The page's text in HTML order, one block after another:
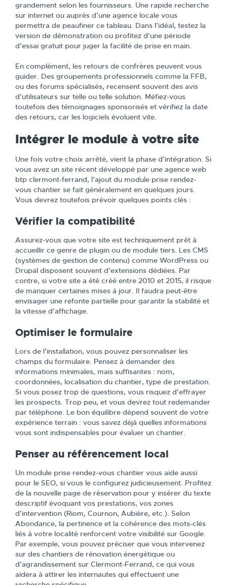
grandement selon les fournisseurs. Une rapide recherche
sur internet ou auprès d’une agence locale vous
permettra de peaufiner ce tableau. Dans l’idéal, testez la
version de démonstration ou profitez d’une période
d’essai gratuit pour juger la facilité de prise en main.
En complément, les retours de confrères peuvent vous
guider. Des groupements professionnels comme la FFB,
ou des forums spécialisés, recensent souvent des avis
d’utilisateurs sur telle ou telle solution. Méfiez-vous
toutefois des témoignages sponsorisés et vérifiez la date
des retours, car les logiciels évoluent vite.
Intégrer le module à votre site
Une fois votre choix arrêté, vient la phase d’intégration. Si
vous avez un site récent développé par une agence web
btp clermont-ferrand, l’ajout du module prise rendez-
vous chantier se fait généralement en quelques jours.
Vous devrez toutefois prévoir quelques points clés :
Vérifier la compatibilité
Assurez-vous que votre site est techniquement prêt à
accueillir ce genre de plugin ou de module tiers. Les CMS
(systèmes de gestion de contenu) comme WordPress ou
Drupal disposent souvent d’extensions dédiées. Par
contre, si votre site a été créé entre 2010 et 2015, il risque
de manquer certaines mises à jour. Il faudra peut-être
envisager une refonte partielle pour garantir la stabilité et
la vitesse d’affichage.
Optimiser le formulaire
Lors de l’installation, vous pouvez personnaliser les
champs du formulaire. Pensez à demander des
informations minimales, mais suffisantes : nom,
coordonnées, localisation du chantier, type de prestation.
Si vous posez trop de questions, vous risquez d’effrayer
les prospects. Trop peu, et vous devrez tout redemander
par téléphone. Le bon équilibre dépend souvent de votre
expérience terrain : vous savez déjà quelles informations
vous sont indispensables pour évaluer un chantier.
Penser au référencement local
Un module prise rendez-vous chantier vous aide aussi
pour le SEO, si vous le configurez judicieusement. Profitez
de la nouvelle page de réservation pour y insérer du texte
descriptif évoquant vos prestations, vos zones
d’intervention (Riom, Cournon, Aubière, etc.). Selon
Abondance, la pertinence et la cohérence des mots-clés
liés à votre localité renforcent votre visibilité sur Google.
Par exemple, vous pouvez préciser que vous intervenez
sur des chantiers de rénovation énergétique ou
d’agrandissement sur Clermont-Ferrand, ce qui vous
aidera à attirer les internautes qui effectuent une